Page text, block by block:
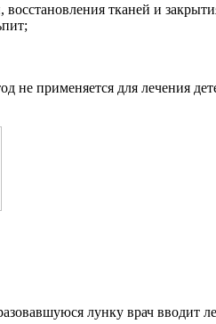
восстановления тканей и
применяется для лечения
лунку врач вводит